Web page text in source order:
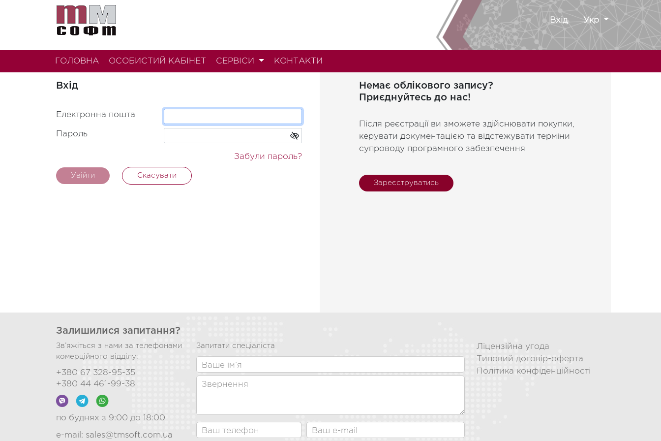
Вхід Укр
ГОЛОВНА ОСОБИСТИЙ КАБІНЕТ СЕРВІСИ КОНТАКТИ
Вхід
Електронна пошта
Пароль
Забули пароль?
Увійти Скасувати
Немає облікового запису?
Приєднуйтесь до нас!
Після реєстрації ви зможете здійснювати покупки,
керувати документацією та відстежувати терміни
супроводу програмного забезпечення
Зареєструватись
Залишилися запитання?
Зв’яжіться з нами за телефонами
комерційного відділу:
+380 67 328-95-35
+380 44 461-99-38
по буднях з 9:00 до 18:00
e-mail: sales@tmsoft.com.ua
Запитати спеціаліста
Ліцензійна угода
Типовий договір-оферта
Політика конфіденційності